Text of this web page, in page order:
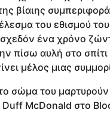
βίαιης
του εθισμού
σχεδόν ένα χρόνο
πίσω αυλή στο
μέλος μιας
σώμα του μαρτυρούν
Duff McDonald στο